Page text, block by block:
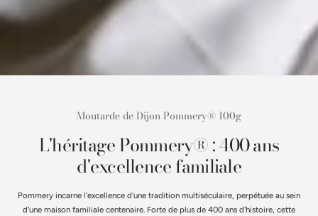
Moutarde de Dijon Pommery® 100g
L'héritage Pommery® : 400 ans
d'excellence familiale
Pommery incarne l'excellence d'une tradition multiséculaire, perpétuée au sein
d'une maison familiale centenaire. Forte de plus de 400 ans d'histoire, cette